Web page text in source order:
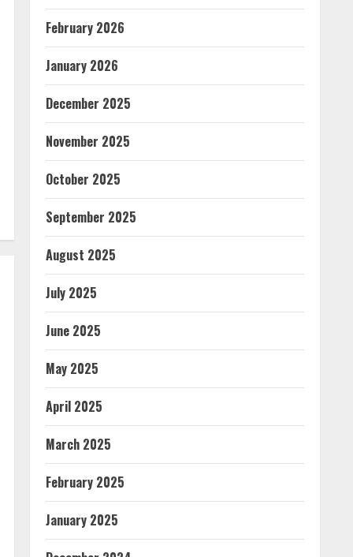
February 2026
January 2026
December 2025
November 2025
October 2025
September 2025
August 2025
July 2025
June 2025
May 2025
April 2025
March 2025
February 2025
January 2025